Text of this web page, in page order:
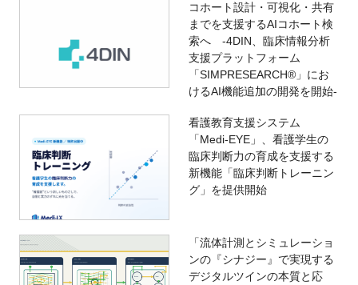
コホート設計・可視化・共有
までを支援するAIコホート検
索へ -4DIN、臨床情報分析
支援プラットフォーム
「SIMPRESEARCH®」にお
けるAI機能追加の開発を開始-
看護教育支援システム
「Medi-EYE」、看護学生の
臨床判断力の育成を支援する
新機能「臨床判断トレーニン
グ」を提供開始
「流体計測とシミュレーショ
ンの『シナジー』で実現する
デジタルツインの本質と応